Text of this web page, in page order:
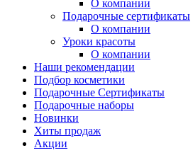
О компании
Подарочные сертификаты
О компании
Уроки красоты
О компании
Наши рекомендации
Подбор косметики
Подарочные Сертификаты
Подарочные наборы
Новинки
Хиты продаж
Акции